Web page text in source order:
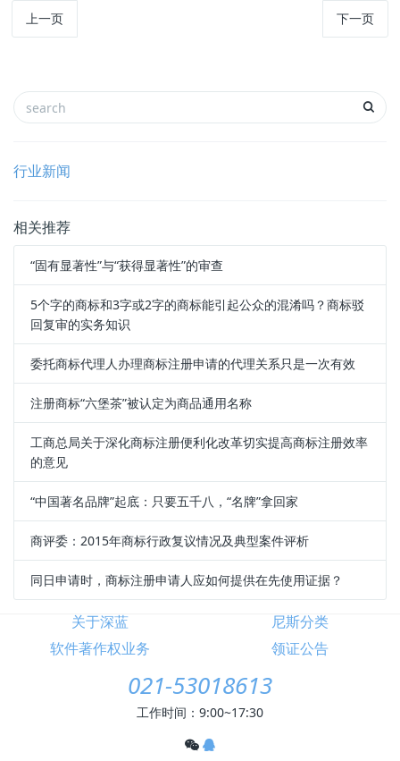
上一页 下一页
行业新闻
相关推荐
“固有显著性”与“获得显著性”的审查
5个字的商标和3字或2字的商标能引起公众的混淆吗？商标驳
回复审的实务知识
委托商标代理人办理商标注册申请的代理关系只是一次有效
注册商标“六堡茶”被认定为商品通用名称
工商总局关于深化商标注册便利化改革切实提高商标注册效率
的意见
“中国著名品牌”起底：只要五千八，“名牌”拿回家
商评委：2015年商标行政复议情况及典型案件评析
同日申请时，商标注册申请人应如何提供在先使用证据？
关于深蓝
尼斯分类
软件著作权业务
领证公告
021-53018613
工作时间：9:00~17:30